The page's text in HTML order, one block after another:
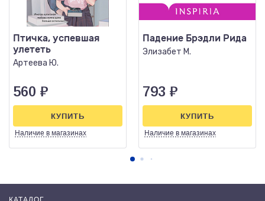
Птичка, успевшая
улететь
Артеева Ю.
560 ₽
Наличие в магазинах
КУПИТЬ
Падение Брэдли Рида
Элизабет М.
793 ₽
Наличие в магазинах
КУПИТЬ